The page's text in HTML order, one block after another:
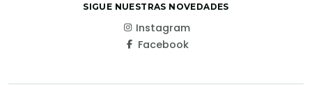
SIGUE NUESTRAS NOVEDADES
Instagram
Facebook